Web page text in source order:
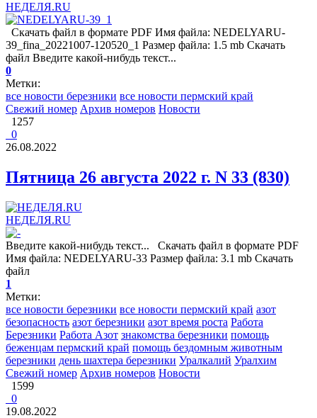
НЕДЕЛЯ.RU
Скачать файл в формате PDF Имя файла: NEDELYARU-
39_fina_20221007-120520_1 Размер файла: 1.5 mb Скачать
файл Введите какой-нибудь текст...
0
Метки:
все новости березники все новости пермский край
Свежий номер Архив номеров Новости
1257
0
26.08.2022
Пятница 26 августа 2022 г. N 33 (830)
НЕДЕЛЯ.RU
Введите какой-нибудь текст... Скачать файл в формате PDF
Имя файла: NEDELYARU-33 Размер файла: 3.1 mb Скачать
файл
1
Метки:
все новости березники все новости пермский край азот
безопасность азот березники азот время роста Работа
Березники Работа Азот знакомства березники помощь
беженцам пермский край помощь бездомным животным
березники день шахтера березники Уралкалий Уралхим
Свежий номер Архив номеров Новости
1599
0
19.08.2022